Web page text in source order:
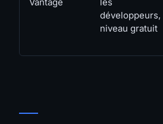
développeurs,
niveau gratuit